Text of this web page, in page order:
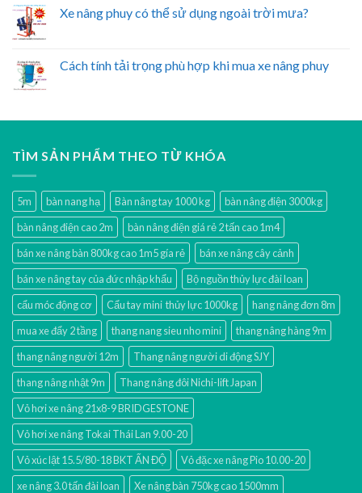
Xe nâng phuy có thể sử dụng ngoài trời mưa?
Cách tính tải trọng phù hợp khi mua xe nâng phuy
TÌM SẢN PHẨM THEO TỪ KHÓA
5m bàn nang hạ Bàn nâng tay 1000 kg
bàn nâng điện 3000kg
bàn nâng điện cao 2m
bàn nâng điện giá rẻ 2 tấn cao 1m4
bán xe nâng bàn 800kg cao 1m5 gía rẻ
bán xe nâng cây cảnh
bán xe nâng tay của đức nhập khẩu
Bộ nguồn thủy lực đài loan
cẩu móc động cơ
Cẩu tay mini thủy lực 1000kg
hang nâng đơn 8m
mua xe đẩy 2 tầng
thang nang sieu nho mini
thang nâng hàng 9m
thang nâng người 12m
Thang nâng người di động SJY
thang nâng nhật 9m
Thang nâng đôi Nichi-lift Japan
Vỏ hơi xe nâng 21x8-9 BRIDGESTONE
Vỏ hơi xe nâng Tokai Thái Lan 9.00-20
Vỏ xúc lật 15.5/80-18 BKT ẤN ĐỘ
Vỏ đặc xe nâng Pio 10.00-20
xe nâng 3.0 tấn đài loan
Xe nâng bàn 750kg cao 1500mm